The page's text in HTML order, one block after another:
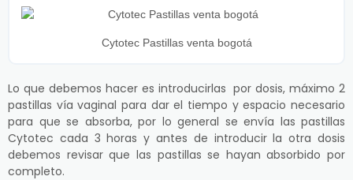
Cytotec Pastillas venta bogotá
Lo que debemos hacer es introducirlas por dosis, máximo 2
pastillas vía vaginal para dar el tiempo y espacio necesario
para que se absorba, por lo general se envía las pastillas
Cytotec cada 3 horas y antes de introducir la otra dosis
debemos revisar que las pastillas se hayan absorbido por
completo.